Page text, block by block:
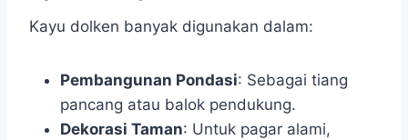
Kayu dolken banyak digunakan dalam:
Pembangunan Pondasi: Sebagai tiang
pancang atau balok pendukung.
Dekorasi Taman: Untuk pagar alami,